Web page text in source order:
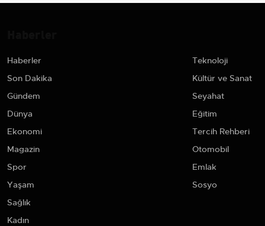
Haberler
Son Dakika
Gündem
Dünya
Ekonomi
Magazin
Spor
Yaşam
Sağlık
Kadın
Teknoloji
Kültür ve Sanat
Seyahat
Eğitim
Tercih Rehberi
Otomobil
Emlak
Sosyo